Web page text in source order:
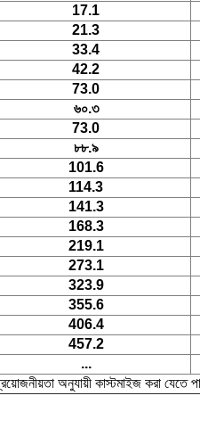
17.1
21.3
33.4
42.2
73.0
৬০.৩
73.0
৮৮.৯
101.6
114.3
141.3
168.3
219.1
273.1
323.9
355.6
406.4
457.2
...
অনুযায়ী কাস্টমাইজ করা যেতে